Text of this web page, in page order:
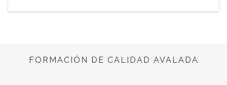
FORMACIÓN DE CALIDAD AVALADA